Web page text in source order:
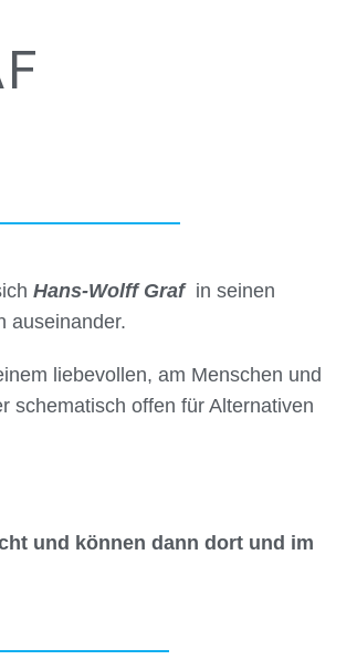
Hans-Wolff Grafin seinen
auseinander.
liebevollen, am Menschen und
schematisch offen für Alternativen
und können dann dort und im